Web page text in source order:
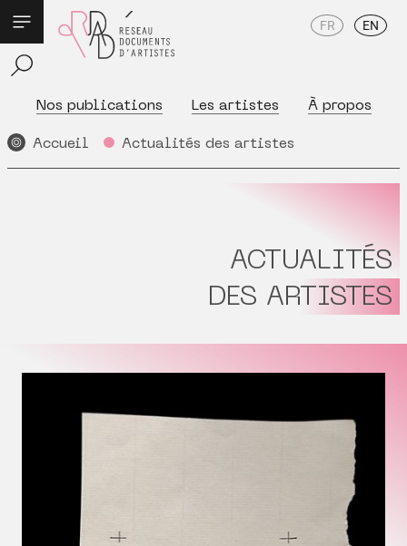
Nos publications Les artistes À propos
FR EN
Accueil Actualités des artistes
ACTUALITÉS
DES ARTISTES